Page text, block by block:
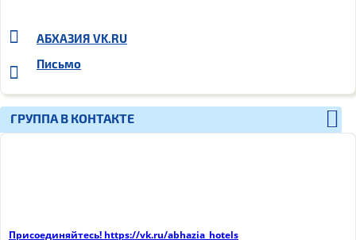
АБХАЗИЯ VK.RU
Письмо
ГРУППА В КОНТАКТЕ
Присоединяйтесь! https://vk.ru/abhazia_hotels